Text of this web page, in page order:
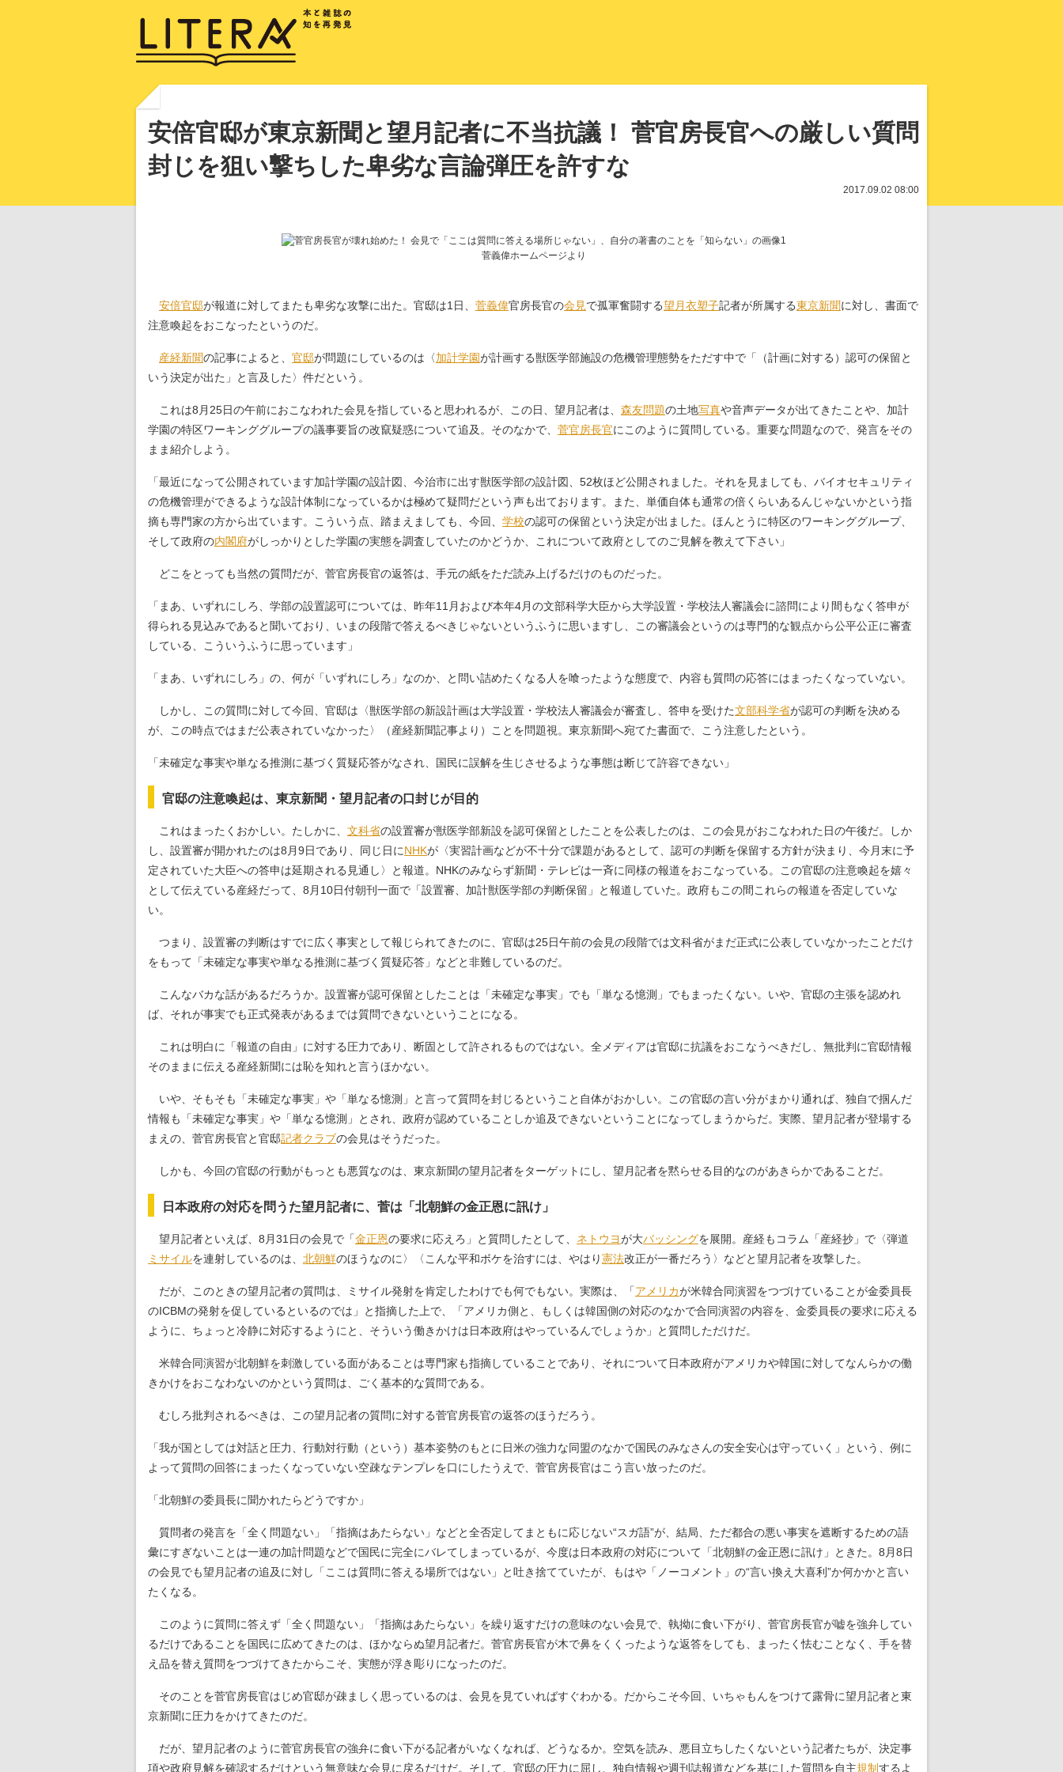
安倍官邸が東京新聞と望月記者に不当抗議！ 菅官房長官への厳しい質問
封じを狙い撃ちした卑劣な言論弾圧を許すな
2017.09.02 08:00
菅義偉ホームページより
安倍官邸が報道に対してまたも卑劣な攻撃に出た。官邸は1日、 菅義偉官房長官の会見で孤軍奮闘する望月衣塑子記者が所属する東京新聞に対し、書面で
注意喚起をおこなったというのだ。
産経新聞の記事によると、 官邸が問題にしているのは〈加計学園が計画する獣医学部施設の危機管理態勢をただす中で「（計画に対する）認可の保留と
いう決定が出た」と言及した〉件だという。
これは8月25日の午前におこなわれた会見を指していると思われるが、この日、望月記者は、 森友問題の土地写真や音声データが出てきたことや、加計
学園の特区ワーキンググループの議事要旨の改竄疑惑について追及。そのなかで、 菅官房長官にこのように質問している。重要な問題なので、発言をその
まま紹介しよう。
「最近になって公開されています加計学園の設計図、今治市に出す獣医学部の設計図、52枚ほど公開されました。それを見ましても、バイオセキュリティ
の危機管理ができるような設計体制になっているかは極めて疑問だという声も出ております。また、単価自体も通常の倍くらいあるんじゃないかという指
摘も専門家の方から出ています。こういう点、踏まえましても、今回、 学校の認可の保留という決定が出ました。ほんとうに特区のワーキンググループ、
そして政府の内閣府がしっかりとした学園の実態を調査していたのかどうか、これについて政府としてのご見解を教えて下さい」
どこをとっても当然の質問だが、菅官房長官の返答は、手元の紙をただ読み上げるだけのものだった。
「まあ、いずれにしろ、学部の設置認可については、昨年11月および本年4月の文部科学大臣から大学設置・学校法人審議会に諮問により間もなく答申が
得られる見込みであると聞いており、いまの段階で答えるべきじゃないというふうに思いますし、この審議会というのは専門的な観点から公平公正に審査
している、こういうふうに思っています」
「まあ、いずれにしろ」の、何が「いずれにしろ」なのか、と問い詰めたくなる人を喰ったような態度で、内容も質問の応答にはまったくなっていない。
しかし、この質問に対して今回、官邸は〈獣医学部の新設計画は大学設置・学校法人審議会が審査し、答申を受けた文部科学省が認可の判断を決める
が、この時点ではまだ公表されていなかった〉（産経新聞記事より）ことを問題視。東京新聞へ宛てた書面で、こう注意したという。
「未確定な事実や単なる推測に基づく質疑応答がなされ、国民に誤解を生じさせるような事態は断じて許容できない」
官邸の注意喚起は、東京新聞・望月記者の口封じが目的
これはまったくおかしい。たしかに、 文科省の設置審が獣医学部新設を認可保留としたことを公表したのは、この会見がおこなわれた日の午後だ。しか
し、設置審が開かれたのは8月9日であり、同じ日にNHKが〈実習計画などが不十分で課題があるとして、認可の判断を保留する方針が決まり、今月末に予
定されていた大臣への答申は延期される見通し〉と報道。NHKのみならず新聞・テレビは一斉に同様の報道をおこなっている。この官邸の注意喚起を嬉々
として伝えている産経だって、8月10日付朝刊一面で「設置審、加計獣医学部の判断保留」と報道していた。政府もこの間これらの報道を否定していな
い。
つまり、設置審の判断はすでに広く事実として報じられてきたのに、官邸は25日午前の会見の段階では文科省がまだ正式に公表していなかったことだけ
をもって「未確定な事実や単なる推測に基づく質疑応答」などと非難しているのだ。
こんなバカな話があるだろうか。設置審が認可保留としたことは「未確定な事実」でも「単なる憶測」でもまったくない。いや、官邸の主張を認めれ
ば、それが事実でも正式発表があるまでは質問できないということになる。
これは明白に「報道の自由」に対する圧力であり、断固として許されるものではない。全メディアは官邸に抗議をおこなうべきだし、無批判に官邸情報
そのままに伝える産経新聞には恥を知れと言うほかない。
いや、そもそも「未確定な事実」や「単なる憶測」と言って質問を封じるということ自体がおかしい。この官邸の言い分がまかり通れば、独自で掴んだ
情報も「未確定な事実」や「単なる憶測」とされ、政府が認めていることしか追及できないということになってしまうからだ。実際、望月記者が登場する
まえの、菅官房長官と官邸記者クラブの会見はそうだった。
しかも、今回の官邸の行動がもっとも悪質なのは、東京新聞の望月記者をターゲットにし、望月記者を黙らせる目的なのがあきらかであることだ。
日本政府の対応を問うた望月記者に、菅は「北朝鮮の金正恩に訊け」
望月記者といえば、8月31日の会見で「金正恩の要求に応えろ」と質問したとして、 ネトウヨが大バッシングを展開。産経もコラム「産経抄」で〈弾道
ミサイルを連射しているのは、 北朝鮮のほうなのに〉〈こんな平和ボケを治すには、やはり憲法改正が一番だろう〉などと望月記者を攻撃した。
だが、このときの望月記者の質問は、ミサイル発射を肯定したわけでも何でもない。実際は、「アメリカが米韓合同演習をつづけていることが金委員長
のICBMの発射を促しているといるのでは」と指摘した上で、「アメリカ側と、もしくは韓国側の対応のなかで合同演習の内容を、金委員長の要求に応える
ように、ちょっと冷静に対応するようにと、そういう働きかけは日本政府はやっているんでしょうか」と質問しただけだ。
米韓合同演習が北朝鮮を刺激している面があることは専門家も指摘していることであり、それについて日本政府がアメリカや韓国に対してなんらかの働
きかけをおこなわないのかという質問は、ごく基本的な質問である。
むしろ批判されるべきは、この望月記者の質問に対する菅官房長官の返答のほうだろう。
「我が国としては対話と圧力、行動対行動（という）基本姿勢のもとに日米の強力な同盟のなかで国民のみなさんの安全安心は守っていく」という、例に
よって質問の回答にまったくなっていない空疎なテンプレを口にしたうえで、菅官房長官はこう言い放ったのだ。
「北朝鮮の委員長に聞かれたらどうですか」
質問者の発言を「全く問題ない」「指摘はあたらない」などと全否定してまともに応じない“スガ語”が、結局、ただ都合の悪い事実を遮断するための語
彙にすぎないことは一連の加計問題などで国民に完全にバレてしまっているが、今度は日本政府の対応について「北朝鮮の金正恩に訊け」ときた。8月8日
の会見でも望月記者の追及に対し「ここは質問に答える場所ではない」と吐き捨てていたが、もはや「ノーコメント」の“言い換え大喜利”か何かかと言い
たくなる。
このように質問に答えず「全く問題ない」「指摘はあたらない」を繰り返すだけの意味のない会見で、執拗に食い下がり、菅官房長官が嘘を強弁してい
るだけであることを国民に広めてきたのは、ほかならぬ望月記者だ。菅官房長官が木で鼻をくくったような返答をしても、まったく怯むことなく、手を替
え品を替え質問をつづけてきたからこそ、実態が浮き彫りになったのだ。
そのことを菅官房長官はじめ官邸が疎ましく思っているのは、会見を見ていればすぐわかる。だからこそ今回、いちゃもんをつけて露骨に望月記者と東
京新聞に圧力をかけてきたのだ。
だが、望月記者のように菅官房長官の強弁に食い下がる記者がいなくなれば、どうなるか。空気を読み、悪目立ちしたくないという記者たちが、決定事
項や政府見解を確認するだけという無意味な会見に戻るだけだ。そして、官邸の圧力に屈し、独自情報や週刊誌報道などを基にした質問を自主規制するよ